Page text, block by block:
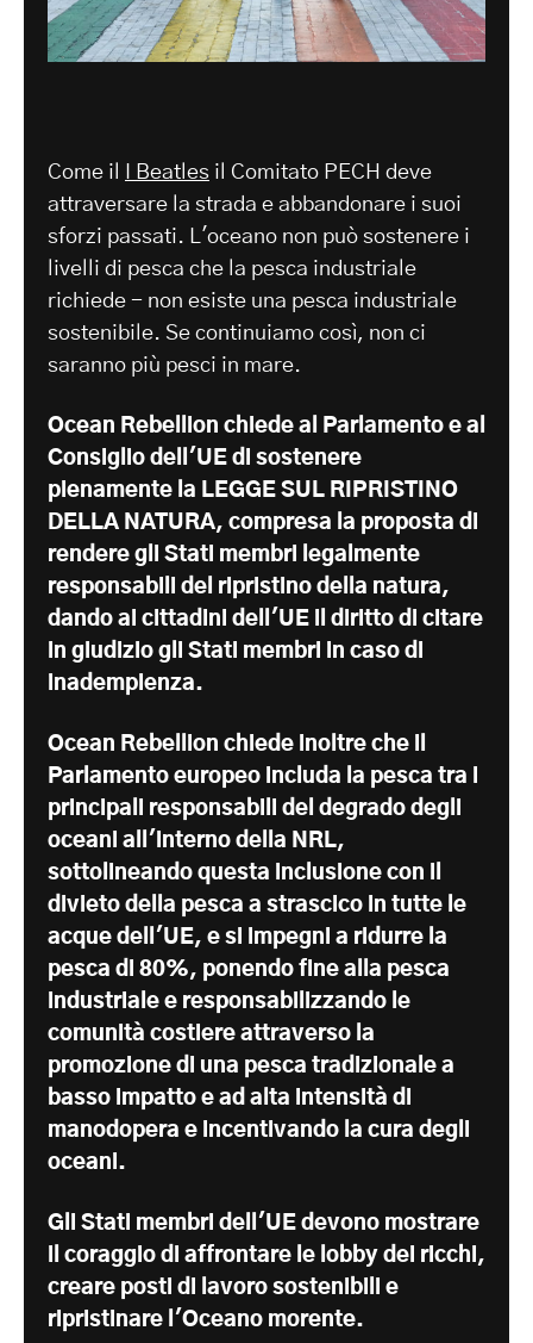
Come il I Beatles il Comitato PECH deve
attraversare la strada e abbandonare i suoi
sforzi passati. L'oceano non può sostenere i
livelli di pesca che la pesca industriale
richiede - non esiste una pesca industriale
sostenibile. Se continuiamo così, non ci
saranno più pesci in mare.
Ocean Rebellion chiede al Parlamento e al
Consiglio dell'UE di sostenere
pienamente la LEGGE SUL RIPRISTINO
DELLA NATURA, compresa la proposta di
rendere gli Stati membri legalmente
responsabili del ripristino della natura,
dando ai cittadini dell'UE il diritto di citare
in giudizio gli Stati membri in caso di
inadempienza.
Ocean Rebellion chiede inoltre che il
Parlamento europeo includa la pesca tra i
principali responsabili del degrado degli
oceani all'interno della NRL,
sottolineando questa inclusione con il
divieto della pesca a strascico in tutte le
acque dell'UE, e si impegni a ridurre la
pesca di 80%, ponendo fine alla pesca
industriale e responsabilizzando le
comunità costiere attraverso la
promozione di una pesca tradizionale a
basso impatto e ad alta intensità di
manodopera e incentivando la cura degli
oceani.
Gli Stati membri dell'UE devono mostrare
il coraggio di affrontare le lobby dei ricchi,
creare posti di lavoro sostenibili e
ripristinare l'Oceano morente.